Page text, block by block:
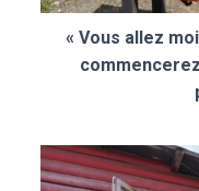
« Vous allez